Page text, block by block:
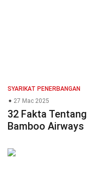
SYARIKAT PENERBANGAN
27 Mac 2025
32 Fakta Tentang
Bamboo Airways